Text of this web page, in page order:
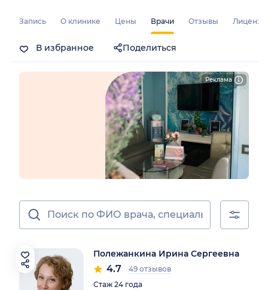
Реклама
Запись О клинике Цены Врачи Отзывы
В избранное Поделиться
Полежанкина Ирина Сергеевна
4.7
49 отзывов
Стаж 24 года